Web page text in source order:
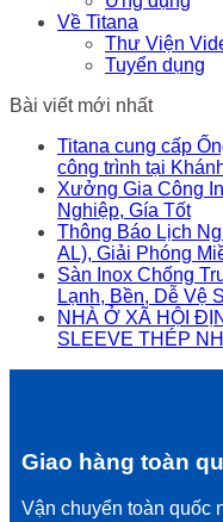
Về Titana
Thư Viện
Tuyển dụng
Bài viết mới nhất
Titana cung cấp
công trình tại
Xưởng Gia Công
Nghiệp, Gía Tốt
Thông Báo Lịch
AL), Giải Phóng
Sàn Inox Chống
Lạnh, Bền, Dễ Vệ
NHÀ Ở XÃ HỘI
SLEEVE THÉP
Giao hàng toàn
Vận chuyển toàn quốc